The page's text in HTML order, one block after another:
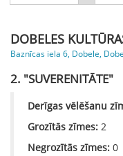
DOBELES
Baznīcas iela 6, Dobele,
2. "SUVERENITĀTE"
Derīgas vēlēšanu
Grozītās zīmes: 2
Negrozītās zīmes: 0